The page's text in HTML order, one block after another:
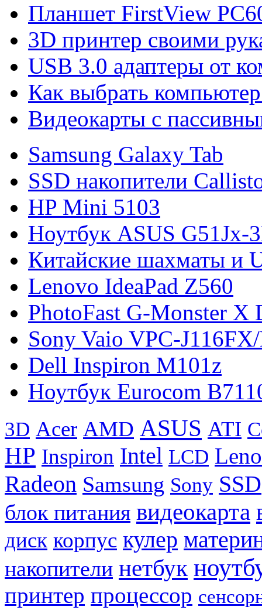
Планшет FirstView
3D принтер своими
USB 3.0 адаптеры от
Как выбрать
Видеокарты с
Samsung Galaxy Tab
SSD накопители
HP Mini 5103
Ноутбук ASUS G51Jx-
Китайские шахматы и
Lenovo IdeaPad Z560
PhotoFast G-Monster X
Sony Vaio VPC-
Dell Inspiron M101z
Ноутбук Eurocom
3D Acer AMD ASUS ATI
HP Inspiron Intel LCD
Radeon Samsung Sony SSD
блок питания видеокарта
диск корпус кулер
накопители нетбук
принтер процессор